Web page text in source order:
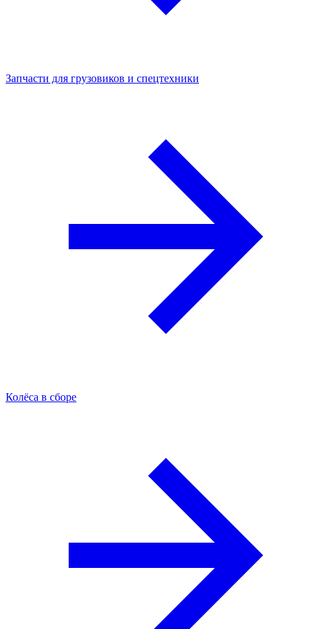
Запчасти для грузовиков и спецтехники
Колёса в сборе